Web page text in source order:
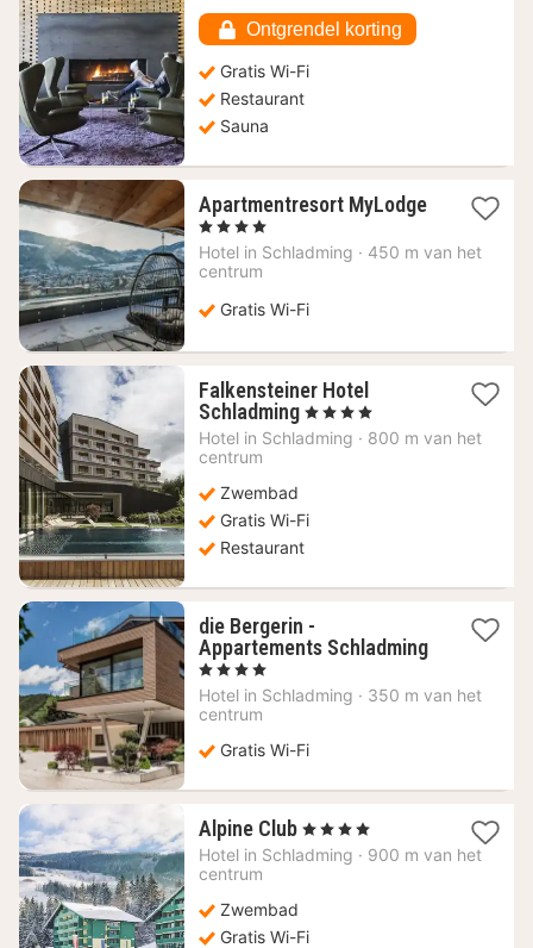
€
Ontgrendel korting
Gratis Wi-Fi
Restaurant
Sauna
Apartmentresort MyLodge
1
nacht
vanaf
€
, 4 Sterren
Hotel in Schladming · 450 m van het
centrum
Gratis Wi-Fi
Falkensteiner Hotel
Schladming 1
nacht
vanaf
, 4 Sterren
Hotel in Schladming · 800 m van het
centrum
Zwembad
Gratis Wi-Fi
Restaurant
die Bergerin -
Appartements Schladming
1
nacht
vanaf
€
, 4 Sterren
Hotel in Schladming · 350 m van het
centrum
Gratis Wi-Fi
Alpine Club 1
nacht
vanaf
, 4 Sterren
Hotel in Schladming · 900 m van het
centrum
Zwembad
Gratis Wi-Fi